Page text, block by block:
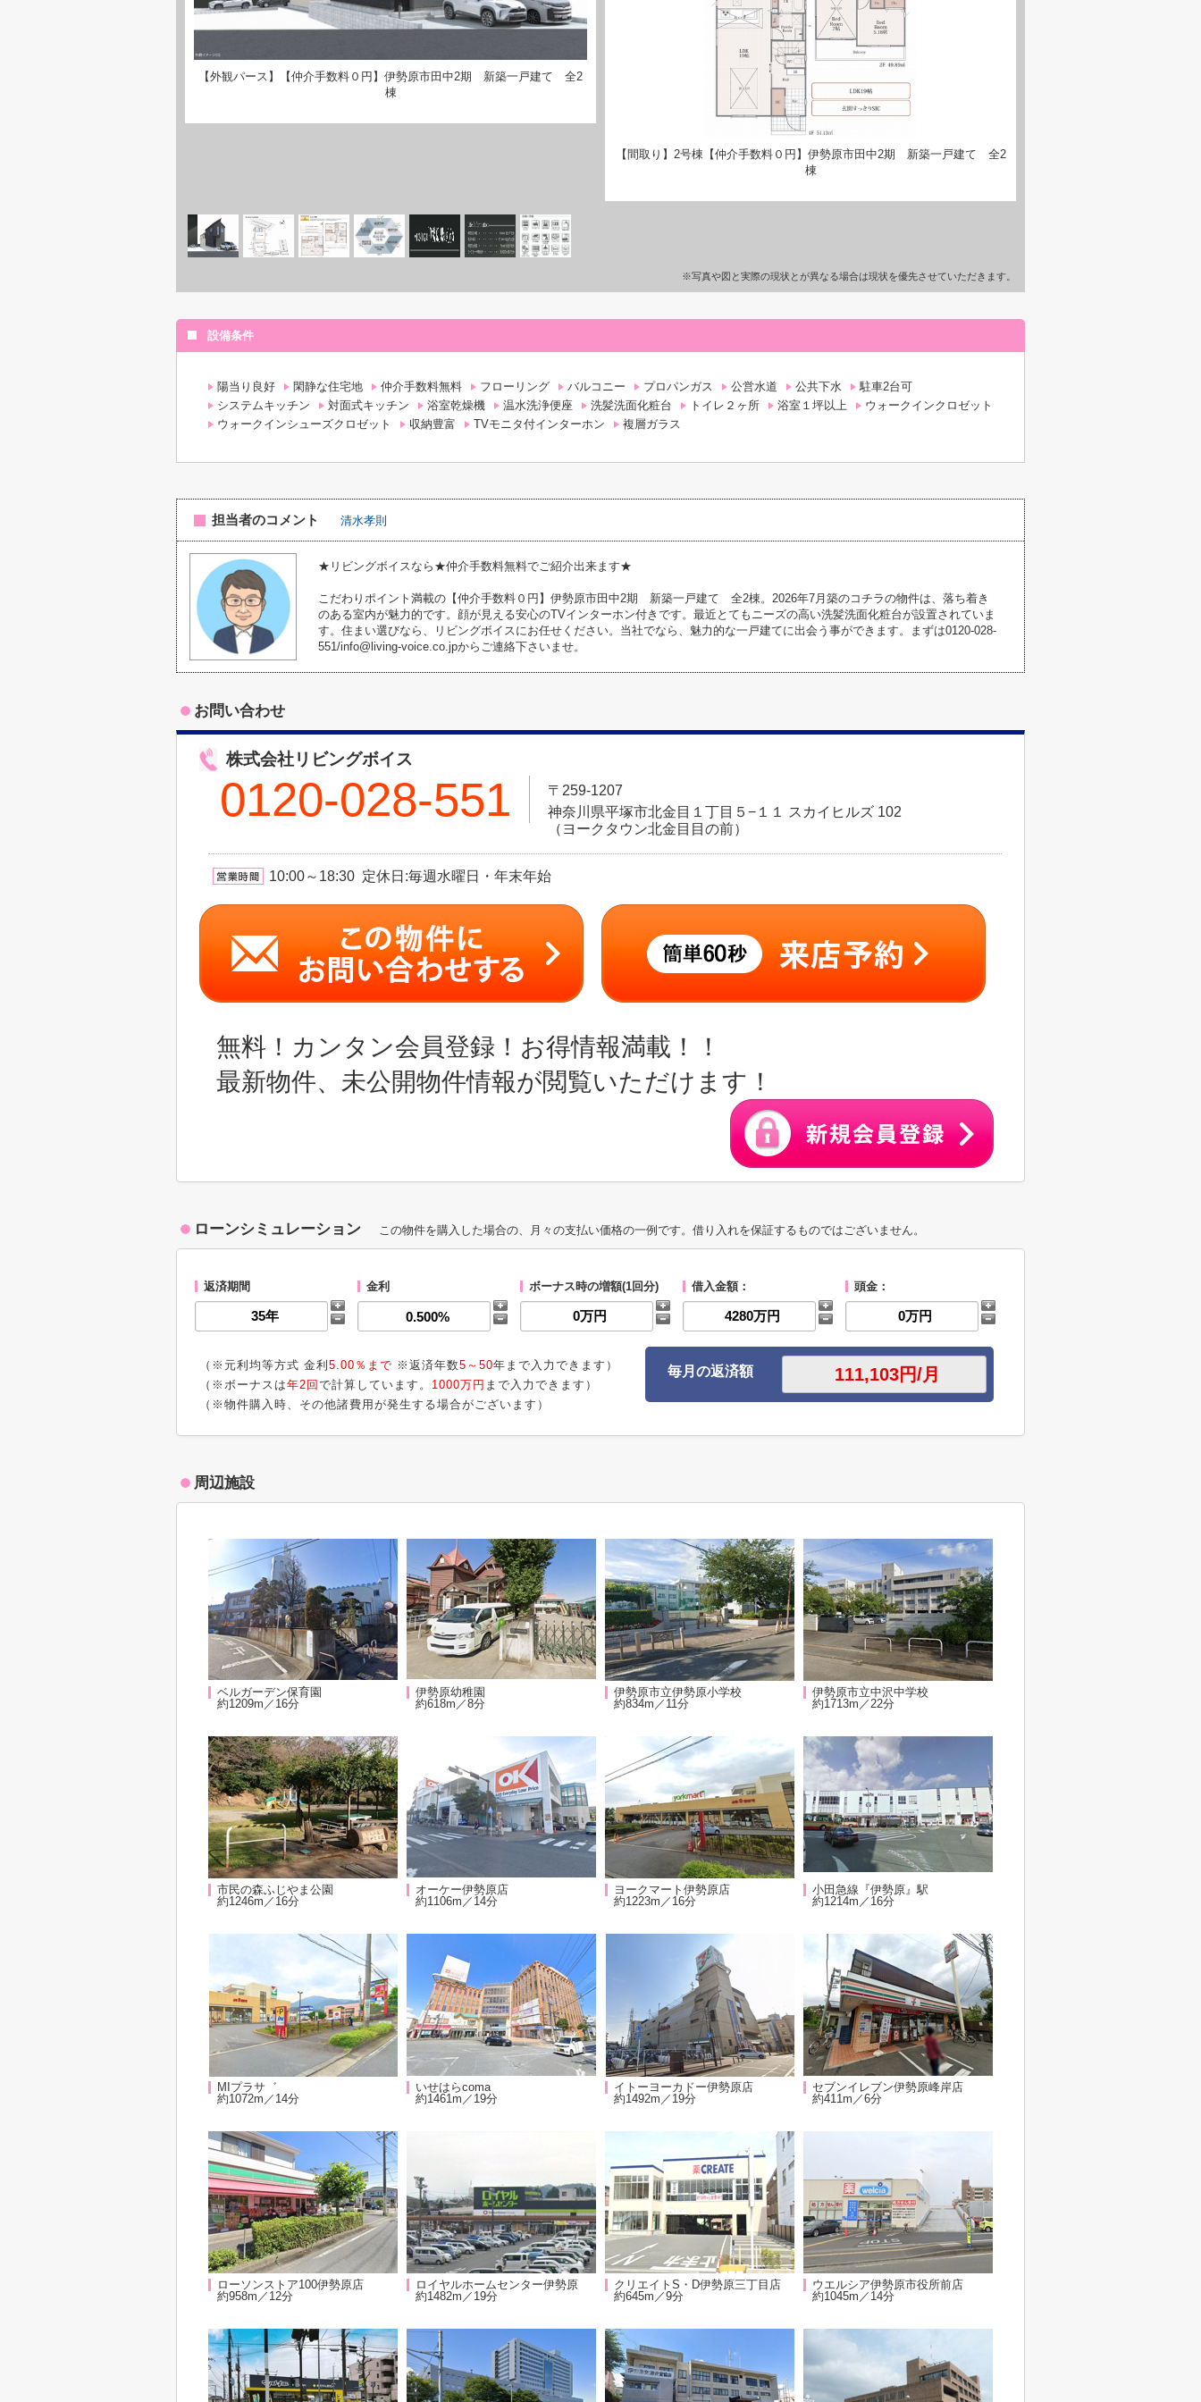
【外観パース】【仲介手数料０円】伊勢原市田中2期 新築一戸建て 全2
棟
【間取り】2号棟【仲介手数料０円】伊勢原市田中2期 新築一戸建て 全2
棟
※写真や図と実際の現状とが異なる場合は現状を優先させていただきます。
設備条件
陽当り良好 閑静な住宅地 仲介手数料無料 フローリング バルコニー プロパンガス 公営水道 公共下水
駐車2台可
システムキッチン
対面式キッチン 浴室乾燥機 温水洗浄便座 洗髪洗面化粧台 トイレ２ヶ所 浴室１坪以上
ウォークインクロゼット
ウォークインシューズクロゼット
収納豊富 TVモニタ付インターホン 複層ガラス
担当者のコメント 清水孝則
★リビングボイスなら★仲介手数料無料でご紹介出来ます★
こだわりポイント満載の【仲介手数料０円】伊勢原市田中2期 新築一戸建て 全2棟。2026年7月築のコチラの物件は、落ち着き
のある室内が魅力的です。顔が見える安心のTVインターホン付きです。最近とてもニーズの高い洗髪洗面化粧台が設置されていま
す。住まい選びなら、リビングボイスにお任せください。当社でなら、魅力的な一戸建てに出会う事ができます。まずは0120-028-
551/info@living-voice.co.jpからご連絡下さいませ。
お問い合わせ
株式会社リビングボイス
0120-028-551
〒259-1207
神奈川県平塚市北金目１丁目５−１１ スカイヒルズ 102
（ヨークタウン北金目目の前）
10:00～18:30 定休日:毎週水曜日・年末年始
無料！カンタン会員登録！お得情報満載！！
最新物件、未公開物件情報が閲覧いただけます！
ローンシミュレーション この物件を購入した場合の、月々の支払い価格の一例です。借り入れを保証するものではございません。
返済期間 金利 ボーナス時の増額(1回分) 借入金額： 頭金：
（※元利均等方式 金利 5.00％まで ※返済年数5～50年まで入力できます）
（※ボーナスは年2回 で計算しています。 1000万円 まで入力できます）
（※物件購入時、その他諸費用が発生する場合がございます）
毎月の返済額
周辺施設
ベルガーデン保育園
約1209m／16分
伊勢原幼稚園
約618m／8分
伊勢原市立伊勢原小学校
約834m／11分
伊勢原市立中沢中学校
約1713m／22分
市民の森ふじやま公園
約1246m／16分
オーケー伊勢原店
約1106m／14分
ヨークマート伊勢原店
約1223m／16分
小田急線『伊勢原』駅
約1214m／16分
MIプラサ゛
約1072m／14分
いせはらcoma
約1461m／19分
イトーヨーカドー伊勢原店
約1492m／19分
セブンイレブン伊勢原峰岸店
約411m／6分
ローソンストア100伊勢原店
約958m／12分
ロイヤルホームセンター伊勢原
約1482m／19分
クリエイトS・D伊勢原三丁目店
約645m／9分
ウエルシア伊勢原市役所前店
約1045m／14分